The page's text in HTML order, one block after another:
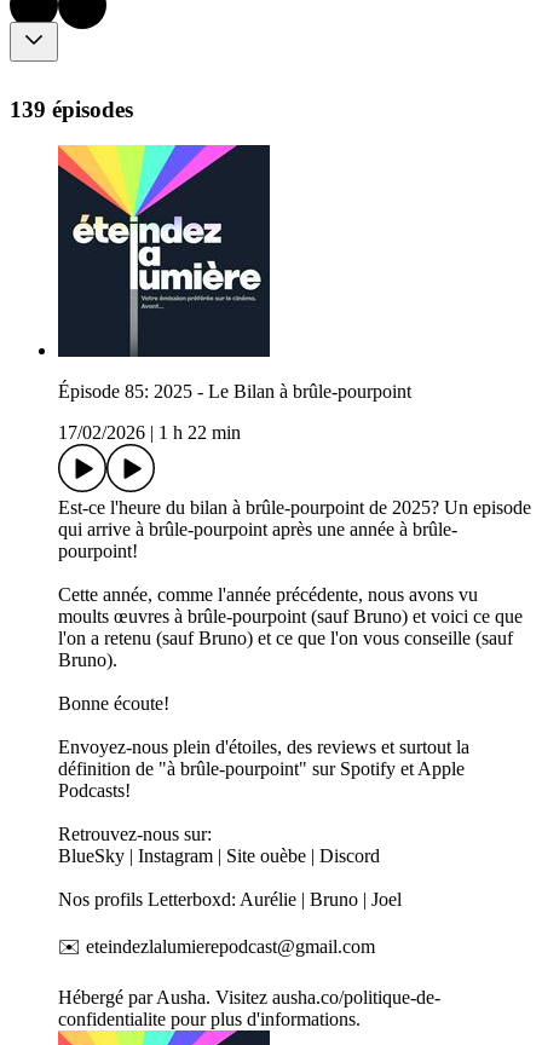
139 épisodes
Épisode 85: 2025 - Le Bilan à brûle-pourpoint
17/02/2026
1 h 22 min
Est-ce l'heure du bilan à brûle-pourpoint de 2025? Un episode
qui arrive à brûle-pourpoint après une année à brûle-
pourpoint!
Cette année, comme l'année précédente, nous avons vu
moults œuvres à brûle-pourpoint (sauf Bruno) et voici ce que
l'on a retenu (sauf Bruno) et ce que l'on vous conseille (sauf
Bruno).
Bonne écoute!
Envoyez-nous plein d'étoiles, des reviews et surtout la
définition de "à brûle-pourpoint" sur Spotify et Apple
Podcasts!
Retrouvez-nous sur:
BlueSky | Instagram | Site ouèbe | Discord
Nos profils Letterboxd: Aurélie | Bruno | Joel
✉️ eteindezlalumierepodcast@gmail.com
Hébergé par Ausha. Visitez ausha.co/politique-de-
confidentialite pour plus d'informations.